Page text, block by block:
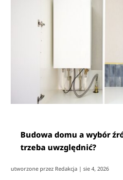
Budowa domu a wybór
trzeba uwzględnić?
utworzone przez Redakcja |sie 4, 2026